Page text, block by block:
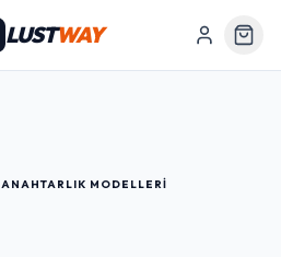
LUSTWAY
ANAHTARLIK MODELLERI